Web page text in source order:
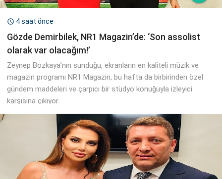
 4 saat önce
Gözde Demirbilek, NR1 Magazin’de: ‘Son assolist
olarak var olacağım!’
Zeynep Bozkaya’nın sunduğu, ekranların en kaliteli müzik ve
magazin programı NR1 Magazin, bu hafta da birbirinden özel
gündem maddeleri ve çarpıcı bir stüdyo konuğuyla izleyici
karşısına çıkıyor.